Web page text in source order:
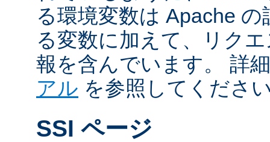
る環境変数は Apache
る変数に加えて、リク
報を含んでいます。 詳
アル を参照してくださ
SSI ページ